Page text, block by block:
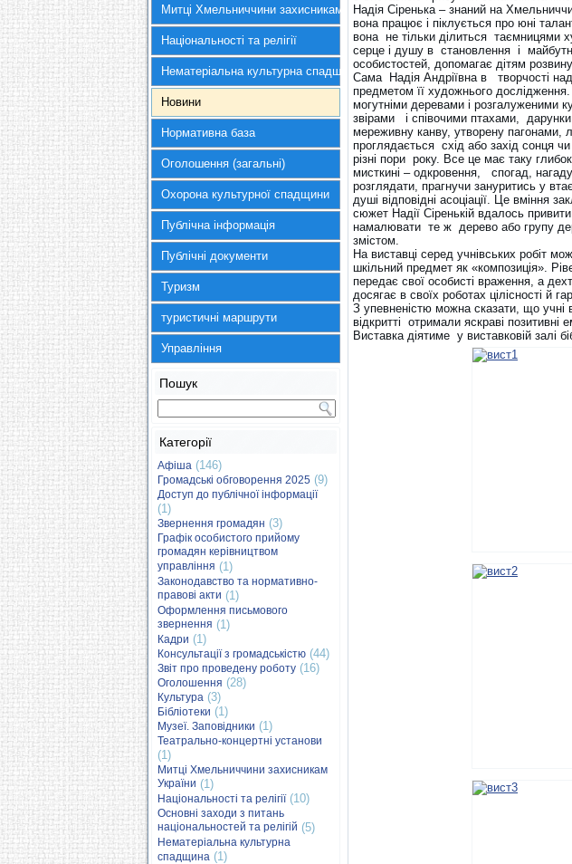
Митці Хмельниччини захисникам України
Національності та релігії
Нематеріальна культурна спадщина
Новини
Нормативна база
Оголошення (загальні)
Охорона культурної спадщини
Публічна інформація
Публічні документи
Туризм
туристичні маршрути
Управління
Пошук
Категорії
Афіша (146)
Громадські обговорення 2025 (9)
Доступ до публічної інформації
(1)
Звернення громадян (3)
Графік особистого прийому
громадян керівництвом
управління (1)
Законодавство та нормативно-
правові акти (1)
Оформлення письмового
звернення (1)
Кадри (1)
Консультації з громадськістю (44)
Звіт про проведену роботу (16)
Оголошення (28)
Культура (3)
Бібліотеки (1)
Музеї. Заповідники (1)
Театрально-концертні установи
(1)
Митці Хмельниччини захисникам
України (1)
Національності та релігії(10)
Основні заходи з питань
національностей та релігій (5)
Нематеріальна культурна
спадщина (1)
Надія Сіренька – знаний на
вона працює і піклується про юні
вона не тільки ділиться таємницями
серце і душу в становлення і
особистостей, допомагає дітям
Сама Надія Андріївна в творчості
предметом її художнього
могутніми деревами і розгалуженими
звірами і співочими птахами, дарунки
мереживну канву, утворену пагонами,
проглядається схід або захід сонця
різні пори року. Все це має таку
мисткині – одкровення, спогад,
розглядати, прагнучи зануритись у
душі відповідні асоціації. Це вміння
сюжет Надії Сіренькій вдалось
намалювати те ж дерево або групу
змістом.
На виставці серед учнівських робіт
шкільний предмет як «композиція».
передає свої особисті враження, а
досягає в своїх роботах цілісності й
З упевненістю можна сказати, що учні
відкритті отримали яскраві позитивні
Виставка діятиме у виставковій залі